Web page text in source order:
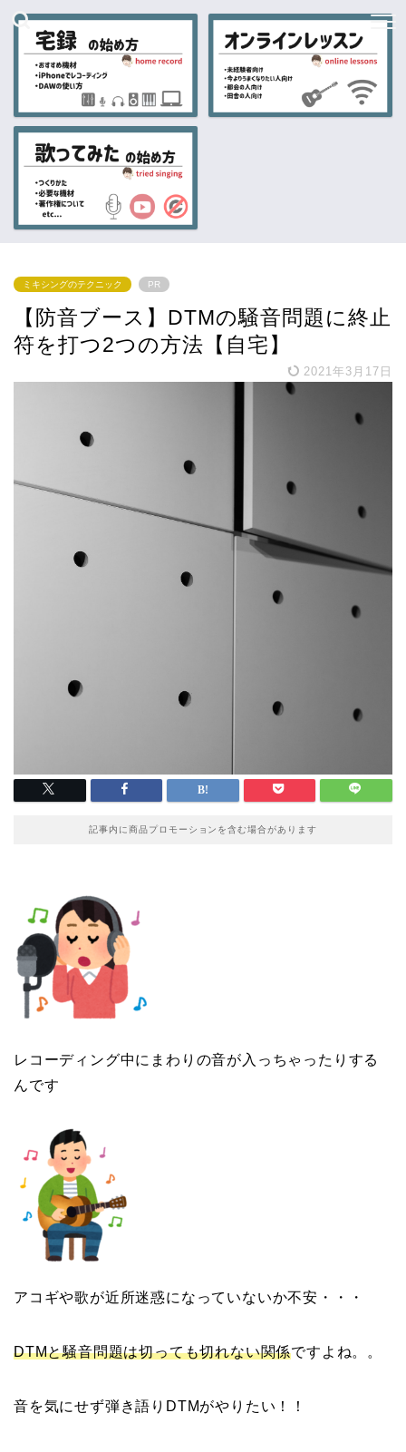
ミキシングのテクニック PR
【防音ブース】DTMの騒音問題に終止
符を打つ2つの方法【自宅】
2021年3月17日
記事内に商品プロモーションを含む場合があります
レコーディング中にまわりの音が入っちゃったりする
んです
アコギや歌が近所迷惑になっていないか不安・・・
DTMと騒音問題は切っても切れない関係ですよね。。
音を気にせず弾き語りDTMがやりたい！！